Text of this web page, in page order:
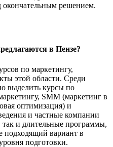
окончательным решением.
в Пензе?
по маркетингу,
этой области. Среди
выделить курсы по
SMM (маркетинг в
оптимизация) и
и частные компании
так и длительные программы,
подходящий вариант в
подготовки.